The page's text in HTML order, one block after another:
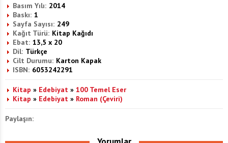
Basım Yılı: 2014
Baskı: 1
Sayfa Sayısı: 249
Kağıt Türü: Kitap Kağıdı
Ebat: 13,5 x 20
Dil: Türkçe
Cilt Durumu: Karton Kapak
ISBN: 6053242291
Kitap » Edebiyat » 100 Temel Eser
Kitap » Edebiyat » Roman (Çeviri)
Paylaşın: